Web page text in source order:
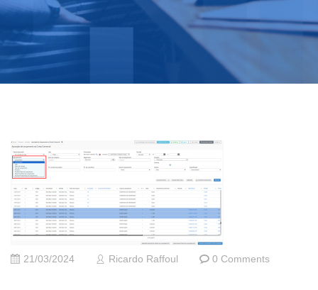
21/03/2024 Ricardo Raffoul 0 Comments